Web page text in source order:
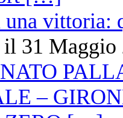
una vittoria:
31 Maggio